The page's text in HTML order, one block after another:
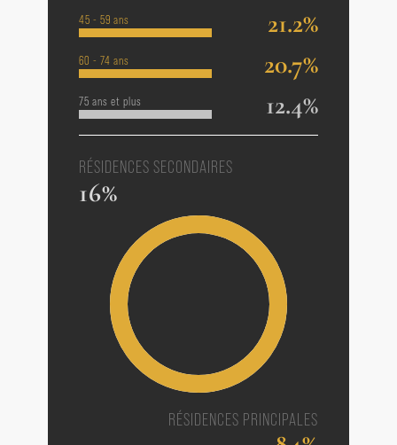
45 - 59 ans 21.2%
60 - 74 ans 20.7%
75 ans et plus 12.4%
RÉSIDENCES SECONDAIRES
16%
RÉSIDENCES PRINCIPALES